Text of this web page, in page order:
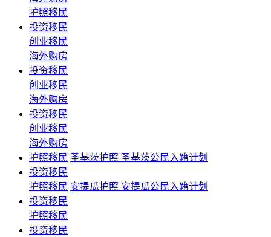
护照移民
投资移民
创业移民
海外购房
投资移民
创业移民
海外购房
投资移民
创业移民
海外购房
护照移民 圣基茨护照 圣基茨公民入籍计划
投资移民
护照移民 安提瓜护照 安提瓜公民入籍计划
投资移民
护照移民
投资移民